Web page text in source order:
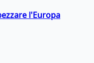
l'Europa